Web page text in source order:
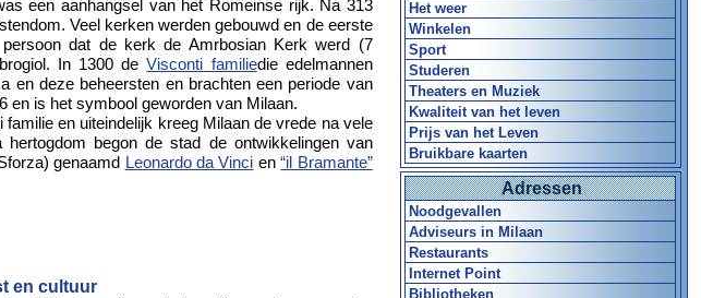
Het weer
Winkelen
Sport
Studeren
Theaters en Muziek
Kwaliteit van het leven
Prijs van het Leven
Bruikbare kaarten
Adressen
Noodgevallen
Adviseurs in Milaan
Restaurants
Internet Point
Bibliotheken
een aanhangsel van het Romeinse rijk. Na 313
Veel kerken werden gebouwd en de eerste
dat de kerk de Amrbosian Kerk werd (7
In 1300 deVisconti familiedie edelmannen
en deze beheersten en brachten een periode van
en is het symbool geworden van Milaan.
en uiteindelijk kreeg Milaan de vrede na vele
begon de stad de ontwikkelingen van
genaamd Leonardo da Vinci en“il Bramante”
en cultuur